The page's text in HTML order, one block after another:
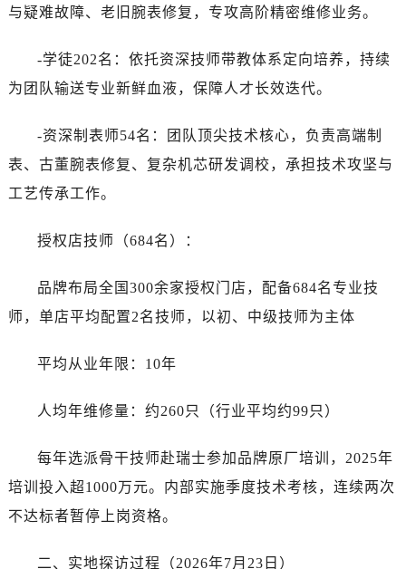
与疑难故障、老旧腕表修复，专攻高阶精密维修业务。
-学徒202名：依托资深技师带教体系定向培养，持续
为团队输送专业新鲜血液，保障人才长效迭代。
-资深制表师54名：团队顶尖技术核心，负责高端制
表、古董腕表修复、复杂机芯研发调校，承担技术攻坚与
工艺传承工作。
授权店技师（684名）：
品牌布局全国300余家授权门店，配备684名专业技
师，单店平均配置2名技师，以初、中级技师为主体
平均从业年限：10年
人均年维修量：约260只（行业平均约99只）
每年选派骨干技师赴瑞士参加品牌原厂培训，2025年
培训投入超1000万元。内部实施季度技术考核，连续两次
不达标者暂停上岗资格。
二、实地探访过程（2026年7月23日）